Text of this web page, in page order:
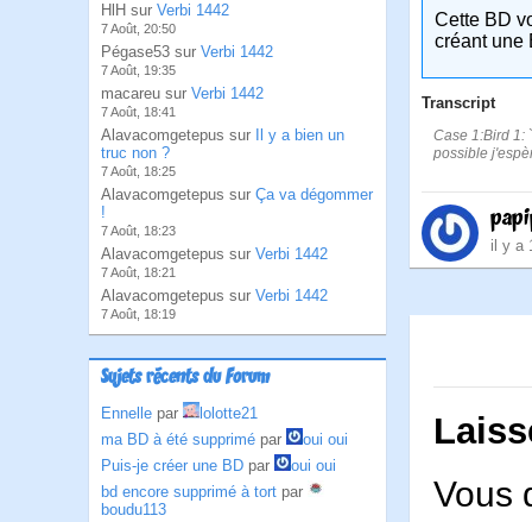
HlH sur Verbi 1442
7 Août, 20:50
Pégase53 sur Verbi 1442
7 Août, 19:35
macareu sur Verbi 1442
7 Août, 18:41
Alavacomgetepus sur
Il y a bien un
truc non ?
7 Août, 18:25
Alavacomgetepus sur Ça va dégommer
!
7 Août, 18:23
Alavacomgetepus sur Verbi 1442
7 Août, 18:21
Alavacomgetepus sur Verbi 1442
7 Août, 18:19
Sujets récents du Forum
Ennelle par
lolotte21
ma BD à été supprimé par
oui oui
Puis-je créer une BD par
oui oui
bd encore supprimé à tort par
boudu113
Cette BD
créant une
Transcript
Case 1:Bird 1:
possible
il y a
Vous